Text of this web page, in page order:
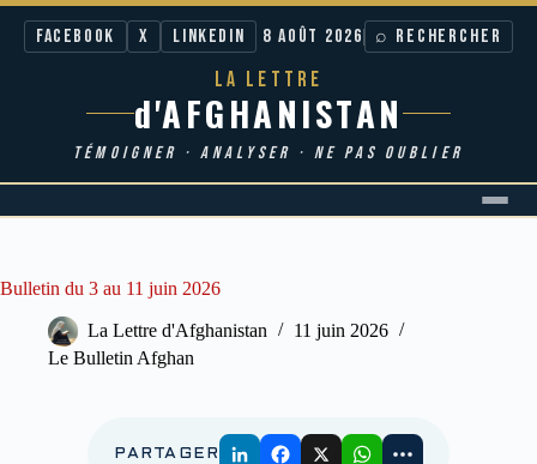
Facebook X LinkedIn 8 AOÛT 2026 ⌕ RECHERCHER
LA LETTRE
d'AFGHANISTAN
TÉMOIGNER · ANALYSER · NE PAS OUBLIER
Bulletin du 3 au 11 juin 2026
La Lettre d'Afghanistan
11 juin 2026
Le Bulletin Afghan
PARTAGER